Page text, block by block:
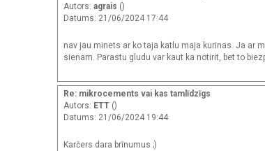
Autors: agrais ()
Datums: 21/06/2024 17:44
nav jau minets ar ko taja katlu maja kurinas. Ja ar
sienam. Parastu gludu var kaut ka notirit, bet to
Re: mikrocements vai kas tamlīdzīgs
Autors: ETT ()
Datums: 21/06/2024 19:44
Karčers dara brīnumus ;)